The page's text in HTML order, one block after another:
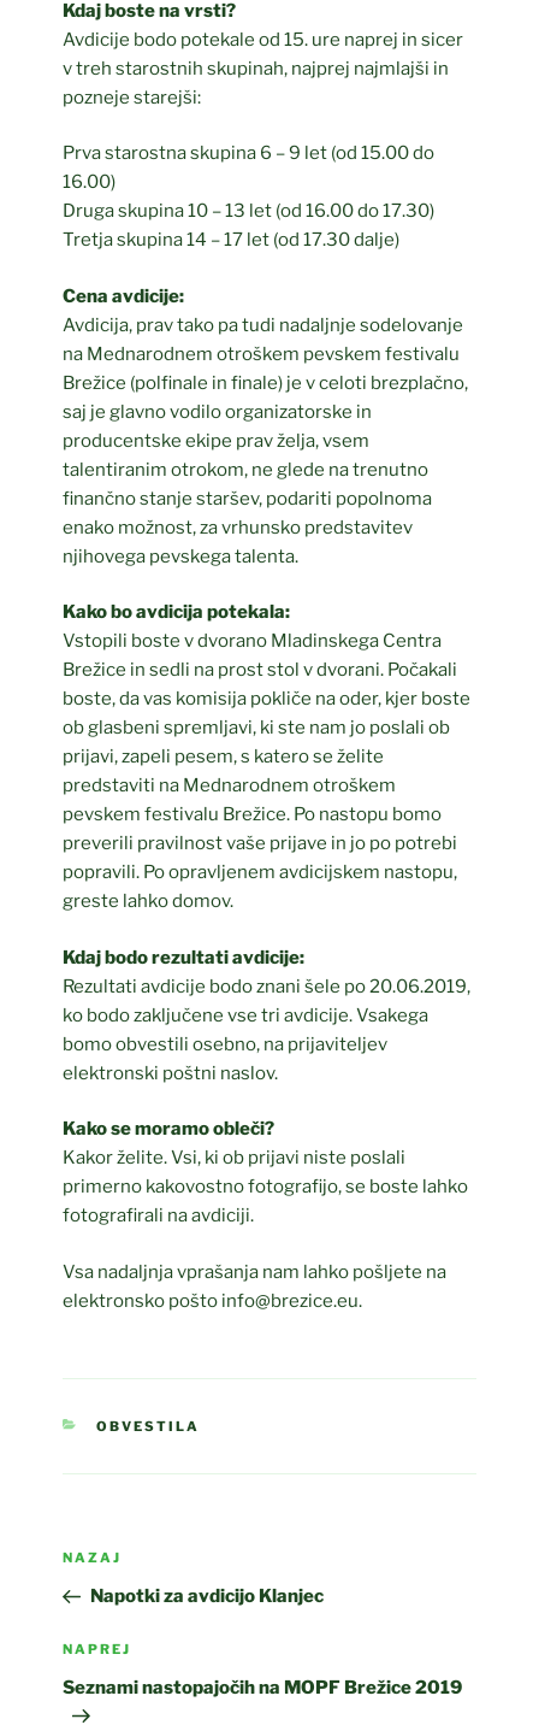
Kdaj boste na vrsti?
Avdicije bodo potekale od 15. ure naprej in sicer
v treh starostnih skupinah, najprej najmlajši in
pozneje starejši:
Prva starostna skupina 6 – 9 let (od 15.00 do
16.00)
Druga skupina 10 – 13 let (od 16.00 do 17.30)
Tretja skupina 14 – 17 let (od 17.30 dalje)
Cena avdicije:
Avdicija, prav tako pa tudi nadaljnje sodelovanje
na Mednarodnem otroškem pevskem festivalu
Brežice (polfinale in finale) je v celoti brezplačno,
saj je glavno vodilo organizatorske in
producentske ekipe prav želja, vsem
talentiranim otrokom, ne glede na trenutno
finančno stanje staršev, podariti popolnoma
enako možnost, za vrhunsko predstavitev
njihovega pevskega talenta.
Kako bo avdicija potekala:
Vstopili boste v dvorano Mladinskega Centra
Brežice in sedli na prost stol v dvorani. Počakali
boste, da vas komisija pokliče na oder, kjer boste
ob glasbeni spremljavi, ki ste nam jo poslali ob
prijavi, zapeli pesem, s katero se želite
predstaviti na Mednarodnem otroškem
pevskem festivalu Brežice. Po nastopu bomo
preverili pravilnost vaše prijave in jo po potrebi
popravili. Po opravljenem avdicijskem nastopu,
greste lahko domov.
Kdaj bodo rezultati avdicije:
Rezultati avdicije bodo znani šele po 20.06.2019,
ko bodo zaključene vse tri avdicije. Vsakega
bomo obvestili osebno, na prijaviteljev
elektronski poštni naslov.
Kako se moramo obleči?
Kakor želite. Vsi, ki ob prijavi niste poslali
primerno kakovostno fotografijo, se boste lahko
fotografirali na avdiciji.
Vsa nadaljnja vprašanja nam lahko pošljete na
elektronsko pošto info@brezice.eu.
KATEGORIJE
OBVESTILA
Navigacija
Prejšnji
prispevek
NAZAJ
Napotki za avdicijo Klanjec
Naslednji
prispevek
NAPREJ
Seznami nastopajočih na MOPF Brežice 2019